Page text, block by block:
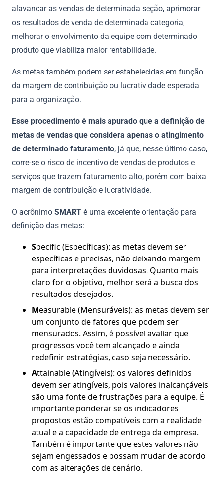
alavancar as vendas de determinada seção, aprimorar
os resultados de venda de determinada categoria,
melhorar o envolvimento da equipe com determinado
produto que viabiliza maior rentabilidade.
As metas também podem ser estabelecidas em função
da margem de contribuição ou lucratividade esperada
para a organização.
Esse procedimento é mais apurado que a definição de
metas de vendas que considera apenas o atingimento
de determinado faturamento, já que, nesse último caso,
corre-se o risco de incentivo de vendas de produtos e
serviços que trazem faturamento alto, porém com baixa
margem de contribuição e lucratividade.
O acrônimo SMART é uma excelente orientação para
definição das metas:
Specific (Específicas): as metas devem ser
específicas e precisas, não deixando margem
para interpretações duvidosas. Quanto mais
claro for o objetivo, melhor será a busca dos
resultados desejados.
Measurable (Mensuráveis): as metas devem ser
um conjunto de fatores que podem ser
mensurados. Assim, é possível avaliar que
progressos você tem alcançado e ainda
redefinir estratégias, caso seja necessário.
Attainable (Atingíveis): os valores definidos
devem ser atingíveis, pois valores inalcançáveis
são uma fonte de frustrações para a equipe. É
importante ponderar se os indicadores
propostos estão compatíveis com a realidade
atual e a capacidade de entrega da empresa.
Também é importante que estes valores não
sejam engessados e possam mudar de acordo
com as alterações de cenário.